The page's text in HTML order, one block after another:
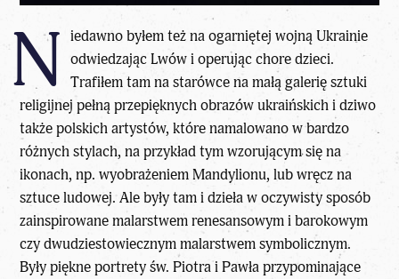
N iedawno byłem też na ogarniętej wojną Ukrainie
odwiedzając Lwów i operując chore dzieci.
Trafiłem tam na starówce na małą galerię sztuki
religijnej pełną przepięknych obrazów ukraińskich i dziwo
także polskich artystów, które namalowano w bardzo
różnych stylach, na przykład tym wzorującym się na
ikonach, np. wyobrażeniem Mandylionu, lub wręcz na
sztuce ludowej. Ale były tam i dzieła w oczywisty sposób
zainspirowane malarstwem renesansowym i barokowym
czy dwudziestowiecznym malarstwem symbolicznym.
Były piękne portrety św. Piotra i Pawła przypominające